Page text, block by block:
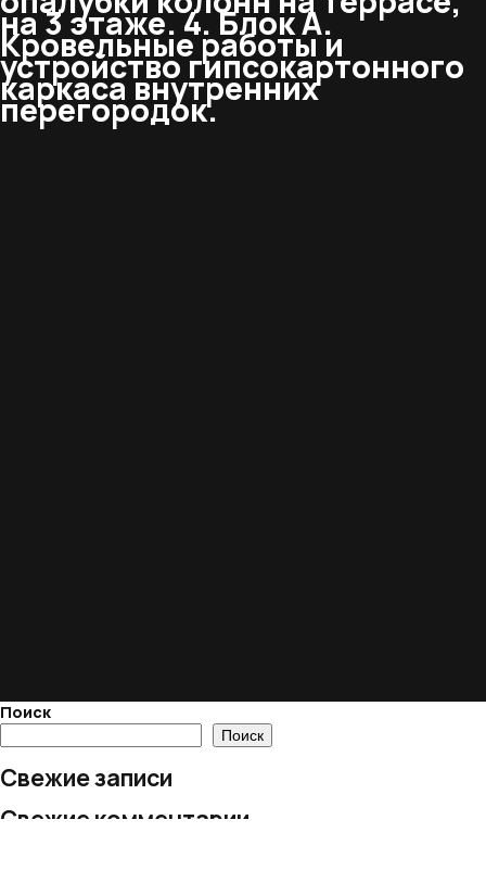
на 3 этаже. 4. Блок А.
Кровельные работы и
устройство гипсокартонного
каркаса внутренних
перегородок.
Поиск
Поиск
Свежие записи
Свежие комментарии